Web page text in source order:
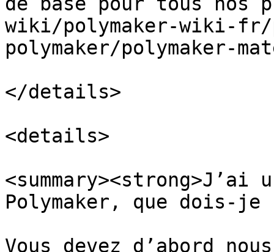
wiki/polymaker-wiki-
polymaker/polymaker-
</details>
<details>
Polymaker, que dois-je
Vous devez d’abord